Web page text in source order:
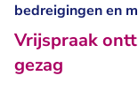
bedreigingen en
Vrijspraak
gezag